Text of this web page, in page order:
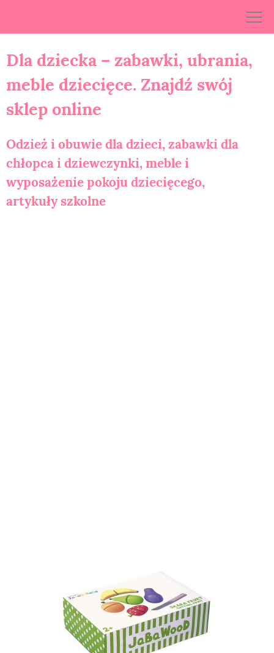
Dla dziecka – zabawki, ubrania,
meble dziecięce. Znajdź swój
sklep online
Odzież i obuwie dla dzieci, zabawki dla
chłopca i dziewczynki, meble i
wyposażenie pokoju dziecięcego,
artykuły szkolne